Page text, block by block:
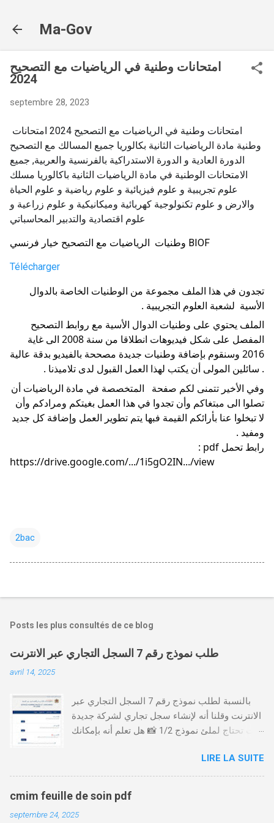
Ma-Gov
امتحانات وطنية في الرياضيات مع التصحيح
2024
septembre 28, 2023
امتحانات وطنية في الرياضيات مع التصحيح 2024 امتحانات
وطنية مادة الرياضيات الثانية بكالوريا جميع المسالك مع التصحيح
الدورة العادية و الدورة الاستدراكية بالفرنسية والعربية, جميع
الامتحانات الوطنية في مادة الرياضيات الثانية باكالوريا مسلك
علوم تجريبية و علوم فيزيائية و علوم رياضية و علوم الحياة
والارض و علوم تكنولوجية كهربائية وميكانيكية و علوم زراعية و
علوم اقتصادية والتدبير المحاسباتي
وطنيات  الرياضيات مع التصحيح خيار فرنسي BIOF
Télécharger
الأسية  لشعبة العلوم التجريبية .
. سائلين المولى أن يكتب لهذا العمل القبول لدى تلاميذنا .
لا تبخلوا عنا بأرائكم القيمة فبها يتم تطوير
ومفيد .
رابط تحمل pdf :
https://drive.google.com/.../1i5gO2IN.../view
2bac
Posts les plus consultés de ce blog
طلب نموذج رقم 7 السجل التجاري عبر الانترنت
avril 14, 2025
بالنسبة لطلب نموذج رقم 7 السجل التجاري عبر
الانترنت وقلنا أنه لإنشاء سجل تجاري لشركة جديدة
أنت تحتاج لملئ نموذج 1/2 📸 هل تعلم أنه بإمكانك
من خلال الموقع التابع لوزارة العدل، بدون الحاجة
للتنقل للمحكمة التجارية
https://servicesenligne.justice.gov.ma كيفية
طلب النموذجين 7 و 9 من الإنترنت في المغرب .
الخطوات: الدخول إلى موقع المحاكم-
LIRE LA SUITE
cmim feuille de soin pdf
septembre 24, 2025